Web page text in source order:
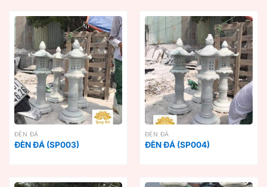
ĐÈN ĐÁ
ĐÈN ĐÁ (SP003)
ĐÈN ĐÁ
ĐÈN ĐÁ (SP004)